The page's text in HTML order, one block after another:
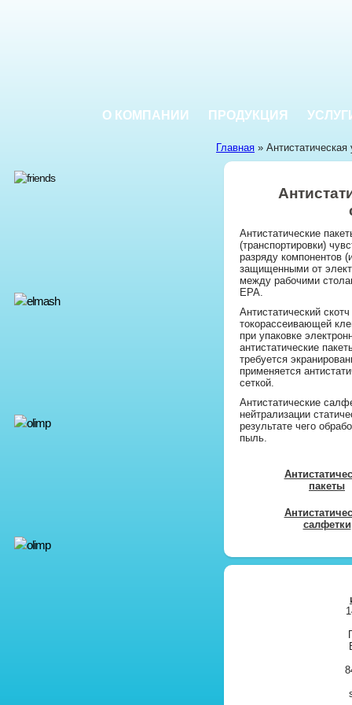
О КОМПАНИИ ПРОДУКЦИЯ
Главная »
Антистатические
(транспортировки)
разряду компонентов
защищенными от
между рабочими
EPA.
Антистатический
токорассеивающей
при упаковке
антистатические
требуется
применяется
сеткой.
Антистатические
нейтрализации
результате чего
пыль.
пакеты
салфетки